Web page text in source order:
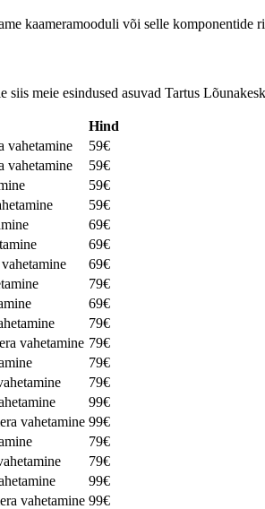
kaameramooduli või selle komponentide
siis meie esindused asuvad Tartus
Hind
vahetamine
59€
vahetamine
59€
59€
59€
69€
69€
69€
79€
69€
79€
vahetamine 79€
79€
79€
99€
vahetamine 99€
79€
79€
99€
vahetamine 99€